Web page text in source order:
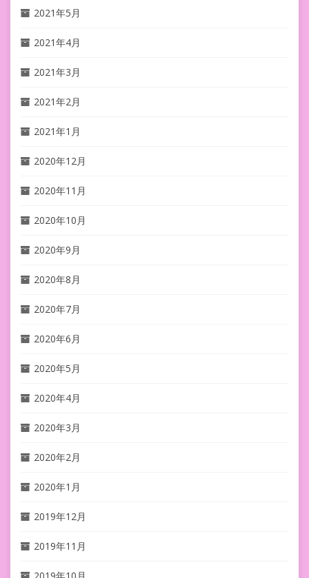
2021年5月
2021年4月
2021年3月
2021年2月
2021年1月
2020年12月
2020年11月
2020年10月
2020年9月
2020年8月
2020年7月
2020年6月
2020年5月
2020年4月
2020年3月
2020年2月
2020年1月
2019年12月
2019年11月